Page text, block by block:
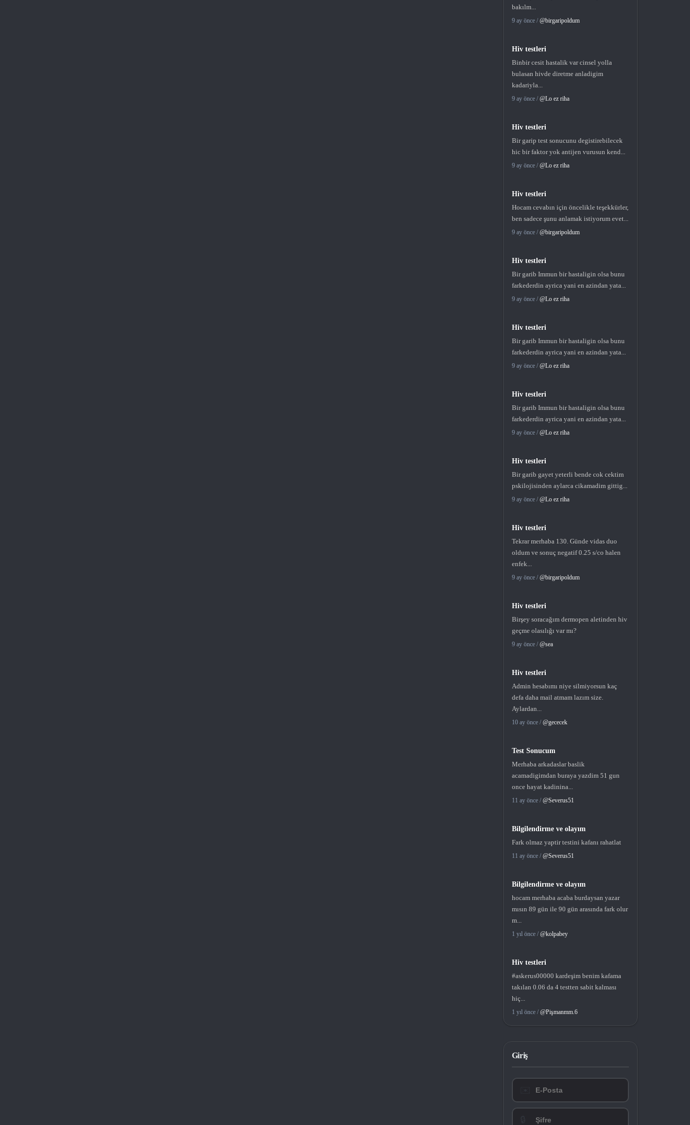
bakılm...
9 ay önce / @birgaripoldum
Hiv testleri
Binbir cesit hastalik var cinsel yolla
bulasan hivde diretme anladigim
kadariyla...
9 ay önce / @Lo ez riha
Hiv testleri
Bir garip test sonucunu degistirebilecek
hic bir faktor yok antijen vurusun kend...
9 ay önce / @Lo ez riha
Hiv testleri
Hocam cevabın için öncelikle teşekkürler,
ben sadece şunu anlamak istiyorum evet...
9 ay önce / @birgaripoldum
Hiv testleri
Bir garib Immun bir hastaligin olsa bunu
farkederdin ayrica yani en azindan yata...
9 ay önce / @Lo ez riha
Hiv testleri
Bir garib Immun bir hastaligin olsa bunu
farkederdin ayrica yani en azindan yata...
9 ay önce / @Lo ez riha
Hiv testleri
Bir garib Immun bir hastaligin olsa bunu
farkederdin ayrica yani en azindan yata...
9 ay önce / @Lo ez riha
Hiv testleri
Bir garib gayet yeterli bende cok cektim
pskilojisinden aylarca cikamadim gittig...
9 ay önce / @Lo ez riha
Hiv testleri
Tekrar merhaba 130. Günde vidas duo
oldum ve sonuç negatif 0.25 s/co halen
enfek...
9 ay önce / @birgaripoldum
Hiv testleri
Birşey soracağım dermopen aletinden hiv
geçme olasılığı var mı?
9 ay önce / @sea
Hiv testleri
Admin hesabımı niye silmiyorsun kaç
defa daha mail atmam lazım size.
Aylardan...
10 ay önce / @gececek
Test Sonucum
Merhaba arkadaslar baslik
acamadigimdan buraya yazdim 51 gun
once hayat kadinina...
11 ay önce / @Severus51
Bilgilendirme ve olayım
Fark olmaz yaptir testini kafanı rahatlat
11 ay önce / @Severus51
Bilgilendirme ve olayım
hocam merhaba acaba burdaysan yazar
mısın 89 gün ile 90 gün arasında fark olur
m...
1 yıl önce / @kolpabey
Hiv testleri
#askerus00000 kardeşim benim kafama
takılan 0.06 da 4 testten sabit kalması
hiç...
1 yıl önce / @Pişmanmm.6
Giriş